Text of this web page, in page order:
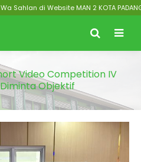
Sahlan di Website MAN 2 KOTA PADANG
Video Competition IV
Objektif